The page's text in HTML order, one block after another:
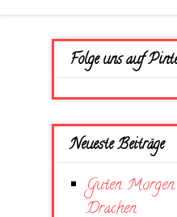
Folge uns auf
Neueste Beiträge
Guten
Drachen